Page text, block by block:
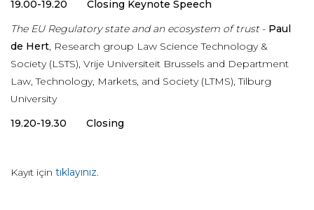
19.00-19.20 Closing Keynote Speech
The EU Regulatory state and an ecosystem of trust- Paul
de Hert, Research group Law Science Technology &
Society (LSTS), Vrije Universiteit Brussels and Department
Law, Technology, Markets, and Society (LTMS), Tilburg
University
19.20-19.30 Closing
Kayıt için tıklayınız.